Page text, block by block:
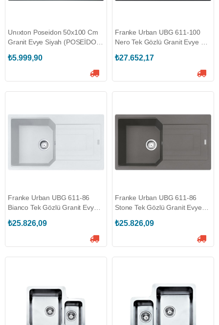
Unıxton Poseidon 50x100 Cm
Granit Evye Siyah (POSEİDON-
₺5.999,90
Franke Urban UBG 611-100
Nero Tek Gözlü Granit Evye <
₺27.652,17
Franke Urban UBG 611-86
Bianco Tek Gözlü Granit Evye <
₺25.826,09
Franke Urban UBG 611-86
Stone Tek Gözlü Granit Evye
₺25.826,09